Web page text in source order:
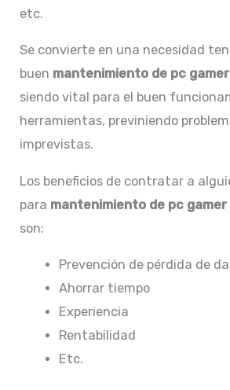
etc.
Se convierte en una necesidad
buen mantenimiento de pc
siendo vital para el buen
herramientas, previniendo
imprevistas.
Los beneficios de contratar a
para mantenimiento de pc gamer
son:
Prevención de pérdida de
Ahorrar tiempo
Experiencia
Rentabilidad
Etc.